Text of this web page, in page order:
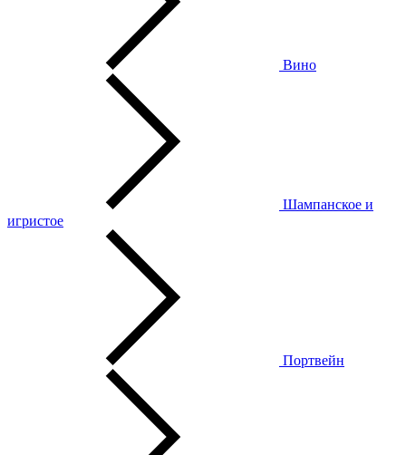
Вино
Шампанское и
игристое
Портвейн